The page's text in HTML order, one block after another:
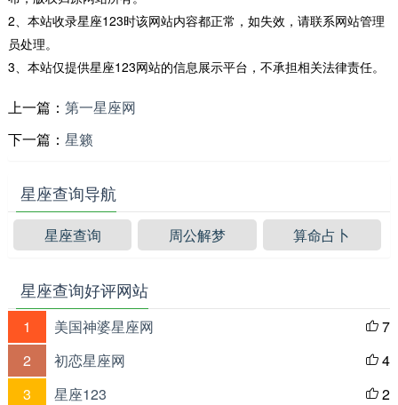
2、本站收录星座123时该网站内容都正常，如失效，请联系网站管理
员处理。
3、本站仅提供星座123网站的信息展示平台，不承担相关法律责任。
上一篇： 第一星座网
下一篇： 星籁
星座查询导航
星座查询 周公解梦 算命占卜
星座查询好评网站
1 美国神婆星座网  7
2
初恋星座网  4
3
星座123  2